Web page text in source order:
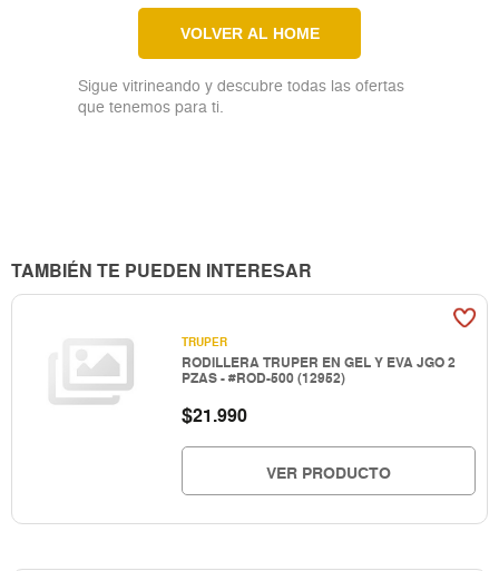
VOLVER AL HOME
Sigue vitrineando y descubre todas las ofertas
que tenemos para ti.
TAMBIÉN TE PUEDEN INTERESAR
TRUPER
RODILLERA TRUPER EN GEL Y EVA JGO 2
PZAS - #ROD-500 (12952)
$21.990
VER PRODUCTO